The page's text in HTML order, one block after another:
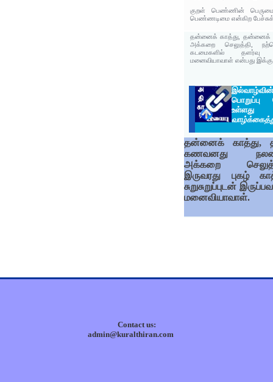
குறள் பெண்ணின்
பெண்ணடிமை என்கிற
தன்னைக் காத்து,
அக்கறை செலுத்தி,
கடமைகளில் தளர்வு
மனைவியாவாள் என்பது
பொறுப்பு
உள்ளது
தன்னைக் காத்து,
கணவனது
அக்கறை
இருவரது புகழ்
சுறுசுறுப்புடன்
மனைவியாவாள்.
Contact us:
admin@kuralthiran.com